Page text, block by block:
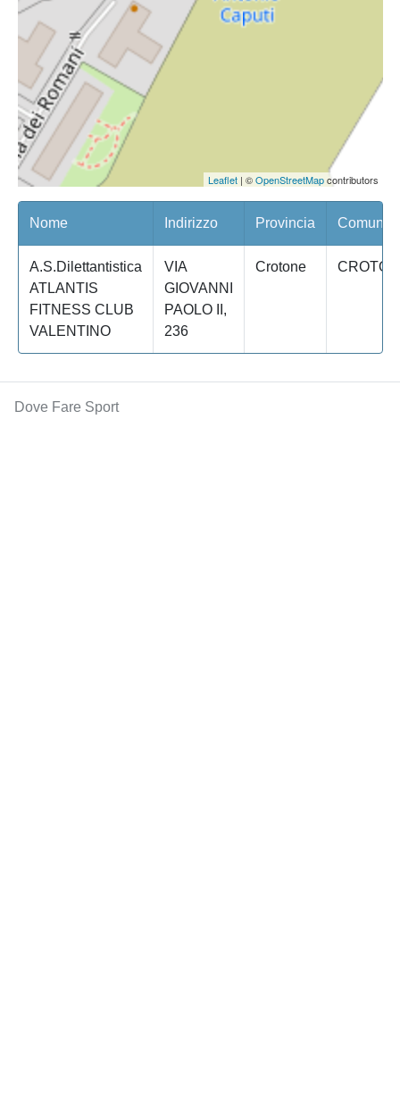
Leaflet| ©OpenStreetMapcontributors
Nome Indirizzo Provincia Comune/
A.S.Dilettantistica
ATLANTIS
FITNESS CLUB
VALENTINO
VIA
GIOVANNI
PAOLO II,
236
Crotone
Dove Fare Sport